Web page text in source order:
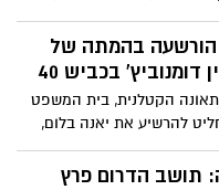
הורשעה בהמתה של
דומנוביץ' בכביש 40
הקטלנית, בית המשפט
להרשיע את יאנה בלום,
כי עלתה תחת השפעת
וגרמה לתאונה בה מצא את
תושב הדרום פרץ